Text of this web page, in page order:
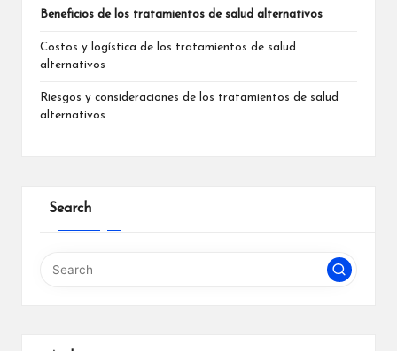
Beneficios de los tratamientos de salud alternativos
Costos y logística de los tratamientos de salud
alternativos
Riesgos y consideraciones de los tratamientos de salud
alternativos
Search